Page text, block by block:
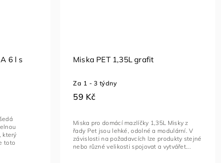
6 l s
který
toto
Miska PET 1,35L grafit
Za 1 - 3 týdny
59 Kč
Miska pro domácí mazlíčky 1,35L Misky z
řady Pet jsou lehké, odolné a modulární. V
závislosti na požadavcích lze produkty stejné
nebo různé velikosti spojovat a vytvářet...